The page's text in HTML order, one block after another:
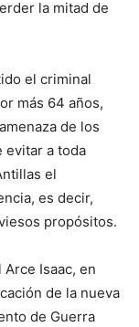
la mitad de
el criminal
más 64 años,
de los
evitar a toda
el
es decir,
propósitos.
Isaac, en
de la nueva
de Guerra